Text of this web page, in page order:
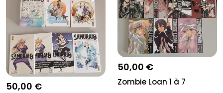
50,00 €
50,00 €
Zombie Loan 1 à 7